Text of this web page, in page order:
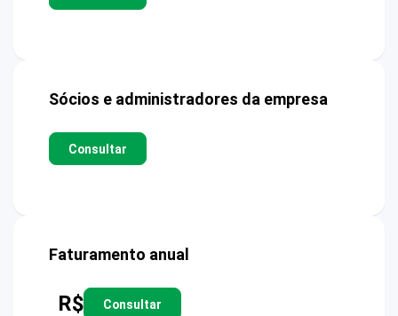
Sócios e administradores da empresa
Consultar
Faturamento anual
R$ Consultar